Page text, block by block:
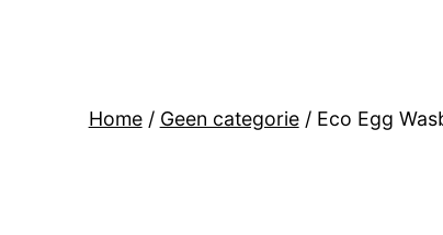
Home/ Geen categorie/ Eco Egg